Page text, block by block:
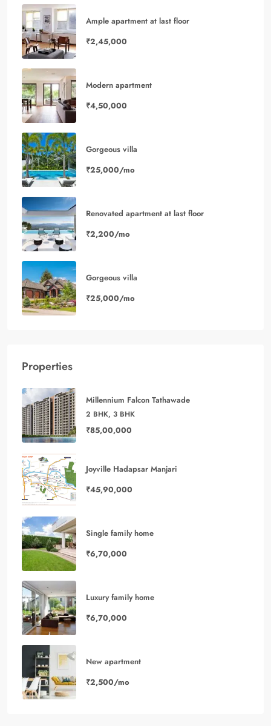
Ample apartment at last floor
₹2,45,000
Modern apartment
₹4,50,000
Gorgeous villa
₹25,000/mo
Renovated apartment at last floor
₹2,200/mo
Gorgeous villa
₹25,000/mo
Properties
Millennium Falcon Tathawade
2 BHK, 3 BHK
₹85,00,000
Joyville Hadapsar Manjari
₹45,90,000
Single family home
₹6,70,000
Luxury family home
₹6,70,000
New apartment
₹2,500/mo